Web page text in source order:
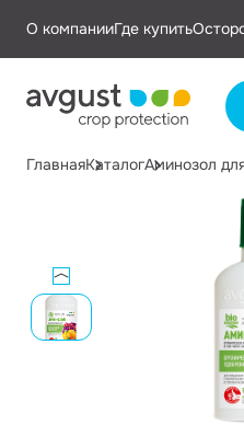
О компанииГде купить
ГлавнаяКаталогАминозол